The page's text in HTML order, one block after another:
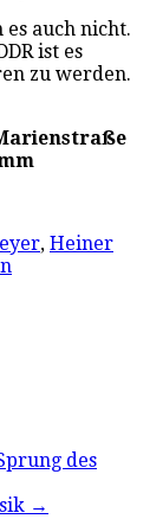
auch nicht.
ist es
zu werden.
, Heiner
des
→